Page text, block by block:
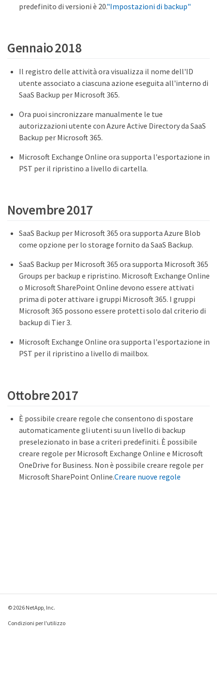
predefinito di versioni è 20."Impostazioni di backup"
Gennaio 2018
Il registro delle attività ora visualizza il nome dell'ID
utente associato a ciascuna azione eseguita all'interno di
SaaS Backup per Microsoft 365.
Ora puoi sincronizzare manualmente le tue
autorizzazioni utente con Azure Active Directory da SaaS
Backup per Microsoft 365.
Microsoft Exchange Online ora supporta l'esportazione in
PST per il ripristino a livello di cartella.
Novembre 2017
SaaS Backup per Microsoft 365 ora supporta Azure Blob
come opzione per lo storage fornito da SaaS Backup.
SaaS Backup per Microsoft 365 ora supporta Microsoft 365
Groups per backup e ripristino. Microsoft Exchange Online
o Microsoft SharePoint Online devono essere attivati
prima di poter attivare i gruppi Microsoft 365. I gruppi
Microsoft 365 possono essere protetti solo dal criterio di
backup di Tier 3.
Microsoft Exchange Online ora supporta l'esportazione in
PST per il ripristino a livello di mailbox.
Ottobre 2017
È possibile creare regole che consentono di spostare
automaticamente gli utenti su un livello di backup
preselezionato in base a criteri predefiniti. È possibile
creare regole per Microsoft Exchange Online e Microsoft
OneDrive for Business. Non è possibile creare regole per
Microsoft SharePoint Online.Creare nuove regole
© 2026 NetApp, Inc.
Condizioni per l'utilizzo